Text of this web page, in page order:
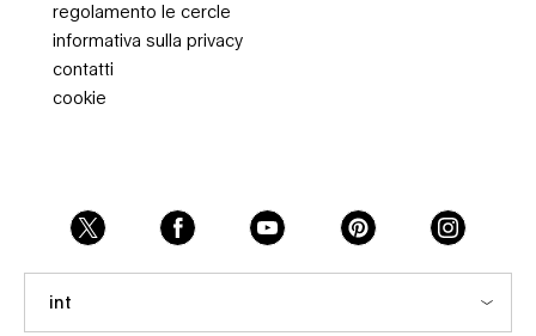
regolamento le cercle
informativa sulla privacy
contatti
cookie
int